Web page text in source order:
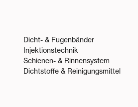
Dicht- & Fugenbänder
Injektionstechnik
Schienen- & Rinnensystem
Dichtstoffe & Reinigungsmittel